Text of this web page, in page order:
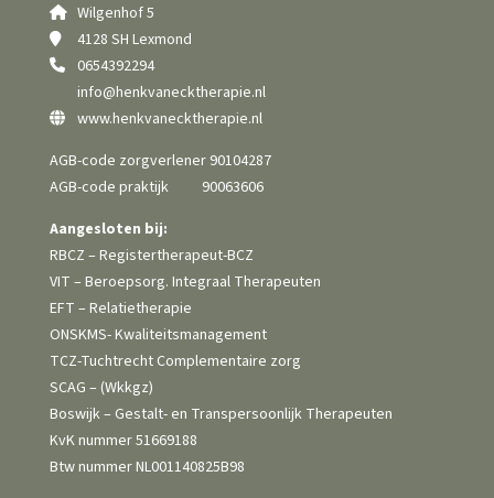
Wilgenhof 5
4128 SH Lexmond
0654392294
info@henkvanecktherapie.nl
www.henkvanecktherapie.nl
AGB-code zorgverlener 90104287
AGB-code praktijk 90063606
Aangesloten bij:
RBCZ – Registertherapeut-BCZ
VIT – Beroepsorg. Integraal Therapeuten
EFT – Relatietherapie
ONSKMS- Kwaliteits­management
TCZ-Tuchtrecht Complementaire zorg
SCAG – (Wkkgz)
Boswijk – Gestalt- en Transpersoonlijk Therapeuten
KvK nummer 51669188
Btw nummer NL001140825B98